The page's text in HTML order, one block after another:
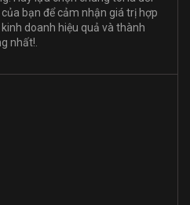
bạn để cảm nhận giá trị hợp
doanh hiệu quả và thành
nhất!.